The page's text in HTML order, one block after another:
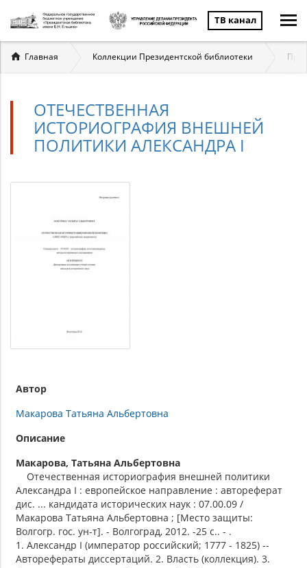
ТВ канал
Вы
здесь
Главная Коллекции Президентской библиотеки
ОТЕЧЕСТВЕННАЯ
ИСТОРИОГРАФИЯ ВНЕШНЕЙ
ПОЛИТИКИ АЛЕКСАНДРА I
Автор
Макарова Татьяна Альбертовна
Описание
Макарова, Татьяна Альбертовна
Отечественная историография внешней политики
Александра I : европейское направление : автореферат
дис. ... кандидата исторических наук : 07.00.09 /
Макарова Татьяна Альбертовна ; [Место защиты:
Волгогр. гос. ун-т]. - Волгоград, 2012. -25 с.. - .
1. Александр I (император российский; 1777 - 1825) --
Авторефераты диссертаций. 2. Власть (коллекция). 3.